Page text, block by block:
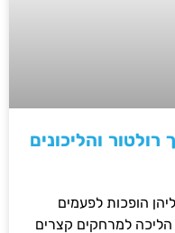
רולטור והליכונים
הופכות לפעמים
הליכה למרחקים קצרים